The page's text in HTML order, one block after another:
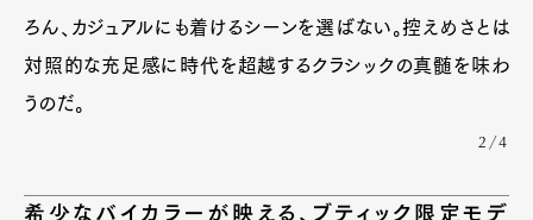
ろん、カジュアルにも着けるシーンを選ばない。控えめさとは
対照的な充足感に時代を超越するクラシックの真髄を味わ
うのだ。
2/4
希少なバイカラーが映える、ブティック限定モデ